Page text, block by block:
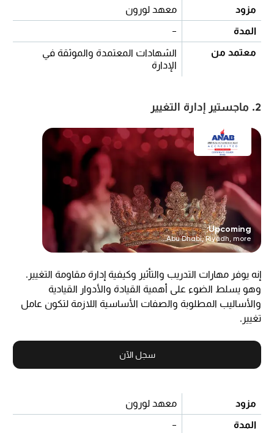
مزود
معهد لورون
المدة
-
معتمد من
الشهادات المعتمدة والموثقة في
الإدارة
2. ماجستير إدارة التغيير
Upcoming:
Abu Dhabi, Riyadh, more...
إنه يوفر مهارات التدريب والتأثير وكيفية إدارة مقاومة التغيير.
وهو يسلط الضوء على أهمية القيادة والأدوار القيادية
والأساليب المطلوبة والصفات الأساسية اللازمة لتكون عامل
تغيير.
سجل الآن
مزود
معهد لورون
المدة
-